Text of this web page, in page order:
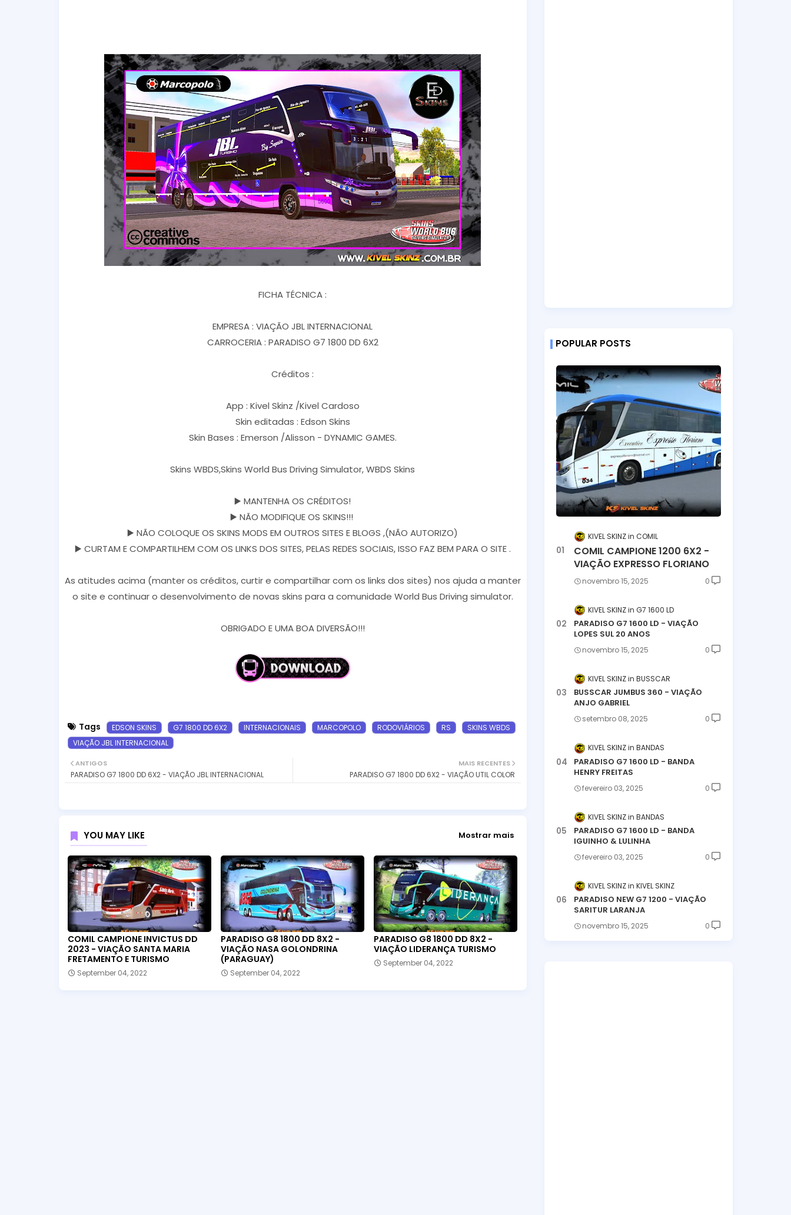
FICHA TÉCNICA :
EMPRESA : VIAÇÃO JBL INTERNACIONAL
CARROCERIA : PARADISO G7 1800 DD 6X2
Créditos :
App : Kivel Skinz /Kivel Cardoso
Skin editadas : Edson Skins
Skin Bases : Emerson /Alisson - DYNAMIC GAMES.
Skins WBDS,Skins World Bus Driving Simulator, WBDS Skins
▶️ MANTENHA OS CRÉDITOS!
▶️ NÃO MODIFIQUE OS SKINS!!!
▶️ NÃO COLOQUE OS SKINS MODS EM OUTROS SITES E BLOGS ,(NÃO AUTORIZO)
▶️ CURTAM E COMPARTILHEM COM OS LINKS DOS SITES, PELAS REDES SOCIAIS, ISSO FAZ BEM PARA O SITE .
As atitudes acima (manter os créditos, curtir e compartilhar com os links dos sites) nos ajuda a manter
o site e continuar o desenvolvimento de novas skins para a comunidade World Bus Driving simulator.
OBRIGADO E UMA BOA DIVERSÃO!!!
Tags EDSON SKINS G7 1800 DD 6X2 INTERNACIONAIS MARCOPOLO RODOVIÁRIOS RS
SKINS WBDS
VIAÇÃO JBL INTERNACIONAL
MAIS RECENTES
PARADISO G7 1800 DD 6X2 - VIAÇÃO UTIL COLOR
ANTIGOS
PARADISO G7 1800 DD 6X2 - VIAÇÃO JBL INTERNACIONAL
YOU MAY LIKE Mostrar mais
COMIL CAMPIONE INVICTUS DD
2023 - VIAÇÃO SANTA MARIA
FRETAMENTO E TURISMO
September 04, 2022
PARADISO G8 1800 DD 8X2 -
VIAÇÃO NASA GOLONDRINA
(PARAGUAY)
September 04, 2022
PARADISO G8 1800 DD 8X2 -
VIAÇÃO LIDERANÇA TURISMO
September 04, 2022
POPULAR POSTS
KIVEL SKINZ COMIL
COMIL CAMPIONE 1200 6X2 -
VIAÇÃO EXPRESSO FLORIANO
novembro 15, 2025 0
KIVEL SKINZ G7 1600 LD
PARADISO G7 1600 LD - VIAÇÃO
LOPES SUL 20 ANOS
novembro 15, 2025 0
KIVEL SKINZ BUSSCAR
BUSSCAR JUMBUS 360 - VIAÇÃO
ANJO GABRIEL
setembro 08, 2025 0
KIVEL SKINZ BANDAS
PARADISO G7 1600 LD - BANDA
HENRY FREITAS
fevereiro 03, 2025 0
KIVEL SKINZ BANDAS
PARADISO G7 1600 LD - BANDA
IGUINHO & LULINHA
fevereiro 03, 2025 0
KIVEL SKINZ KIVEL SKINZ
PARADISO NEW G7 1200 - VIAÇÃO
SARITUR LARANJA
novembro 15, 2025 0